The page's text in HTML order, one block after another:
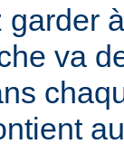
garder
va